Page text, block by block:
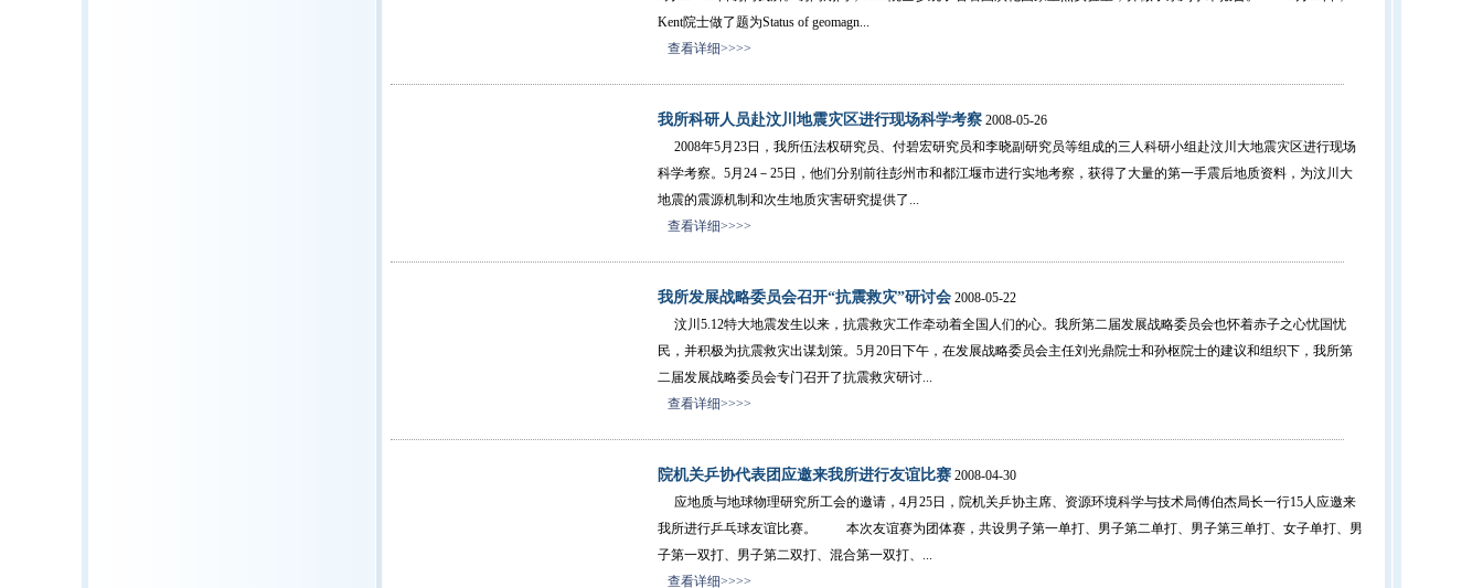
Kent院士做了题为Status of geomagn...
查看详细>>>>
我所科研人员赴汶川地震灾区进行现场科学考察2008-05-26
2008年5月23日，我所伍法权研究员、付碧宏研究员和李晓副研究员等组成的三人科研小组赴汶川大地震灾区进行现场
科学考察。5月24－25日，他们分别前往彭州市和都江堰市进行实地考察，获得了大量的第一手震后地质资料，为汶川大
地震的震源机制和次生地质灾害研究提供了...
查看详细>>>>
我所发展战略委员会召开“抗震救灾”研讨会2008-05-22
汶川5.12特大地震发生以来，抗震救灾工作牵动着全国人们的心。我所第二届发展战略委员会也怀着赤子之心忧国忧
民，并积极为抗震救灾出谋划策。5月20日下午，在发展战略委员会主任刘光鼎院士和孙枢院士的建议和组织下，我所第
二届发展战略委员会专门召开了抗震救灾研讨...
查看详细>>>>
院机关乒协代表团应邀来我所进行友谊比赛2008-04-30
应地质与地球物理研究所工会的邀请，4月25日，院机关乒协主席、资源环境科学与技术局傅伯杰局长一行15人应邀来
我所进行乒乓球友谊比赛。 本次友谊赛为团体赛，共设男子第一单打、男子第二单打、男子第三单打、女子单打、男
子第一双打、男子第二双打、混合第一双打、...
查看详细>>>>